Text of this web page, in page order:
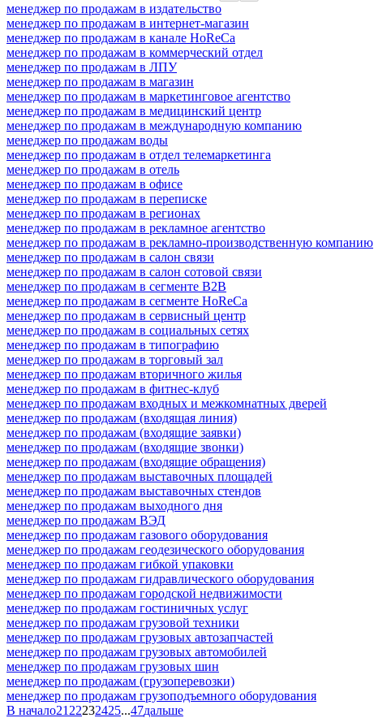
менеджер по продажам в издательство
менеджер по продажам в интернет-магазин
менеджер по продажам в канале HoReCa
менеджер по продажам в коммерческий отдел
менеджер по продажам в ЛПУ
менеджер по продажам в магазин
менеджер по продажам в маркетинговое агентство
менеджер по продажам в медицинский центр
менеджер по продажам в международную компанию
менеджер по продажам воды
менеджер по продажам в отдел телемаркетинга
менеджер по продажам в отель
менеджер по продажам в офисе
менеджер по продажам в переписке
менеджер по продажам в регионах
менеджер по продажам в рекламное агентство
менеджер по продажам в рекламно-производственную компанию
менеджер по продажам в салон связи
менеджер по продажам в салон сотовой связи
менеджер по продажам в сегменте B2B
менеджер по продажам в сегменте HoReCa
менеджер по продажам в сервисный центр
менеджер по продажам в социальных сетях
менеджер по продажам в типографию
менеджер по продажам в торговый зал
менеджер по продажам вторичного жилья
менеджер по продажам в фитнес-клуб
менеджер по продажам входных и межкомнатных дверей
менеджер по продажам (входящая линия)
менеджер по продажам (входящие заявки)
менеджер по продажам (входящие звонки)
менеджер по продажам (входящие обращения)
менеджер по продажам выставочных площадей
менеджер по продажам выставочных стендов
менеджер по продажам выходного дня
менеджер по продажам ВЭД
менеджер по продажам газового оборудования
менеджер по продажам геодезического оборудования
менеджер по продажам гибкой упаковки
менеджер по продажам гидравлического оборудования
менеджер по продажам городской недвижимости
менеджер по продажам гостиничных услуг
менеджер по продажам грузовой техники
менеджер по продажам грузовых автозапчастей
менеджер по продажам грузовых автомобилей
менеджер по продажам грузовых шин
менеджер по продажам (грузоперевозки)
менеджер по продажам грузоподъемного оборудования
В начало21 22232425...47дальше